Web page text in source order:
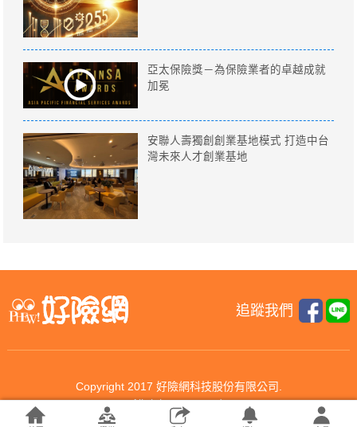
亞太保險獎－為保險業者的卓越成就
加冕
安聯人壽獨創創業基地模式 打造中台
灣未來人才創業基地
追蹤我們
Copyright 2017 好險網科技股份有限公司.
All rights reserved.